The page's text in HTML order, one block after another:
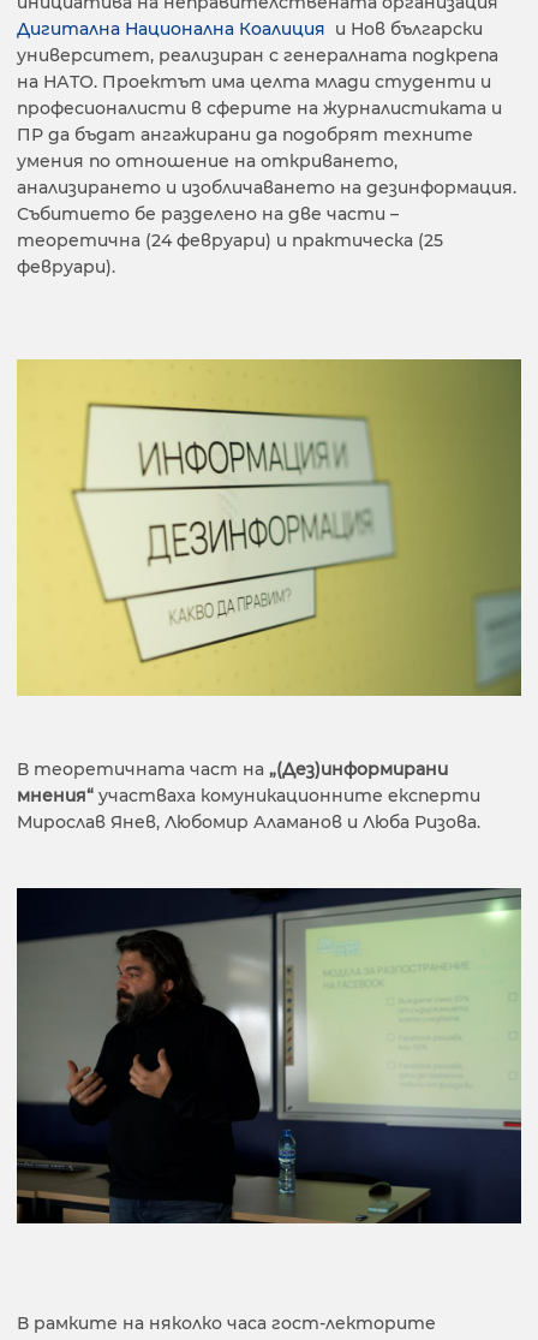
Дигитална Национална Коалиция и Нов български
университет, реализиран с генералната подкрепа
на НАТО. Проектът има целта млади студенти и
професионалисти в сферите на журналистиката и
ПР да бъдат ангажирани да подобрят техните
умения по отношение на откриването,
анализирането и изобличаването на дезинформация.
Събитието бе разделено на две части –
теоретична (24 февруари) и практическа (25
февруари).
В теоретичната част на „(Дез)информирани
мнения“ участваха комуникационните експерти
Мирослав Янев, Любомир Аламанов и Люба Ризова.
В рамките на няколко часа гост-лекторите